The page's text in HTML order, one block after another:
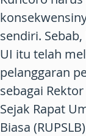
sendiri.
UI itu telah
pelanggaran
sebagai
Sejak Rapat
Biasa